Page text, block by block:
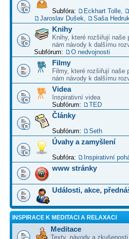
Subfóra: Eckhart Tolle
Jaroslav Dušek
Saša Hedruk
Knihy
Knihy, které rozšiřují
nám návody k dalšímu
Subfórum:
O nedvojnosti
Filmy
Filmy, které rozšiřují naše
nám návody k dalšímu
Videa
Inspirativní videa
Subfórum:
TED
Články
Subfórum: Seth
Úvahy a zamyšlení
Subfóra: Inspirativní
www stránky
Události, akce,
INSPIRACE K MEDITACI A RELAXACI
Meditace
Texty, návody a zkušenosti